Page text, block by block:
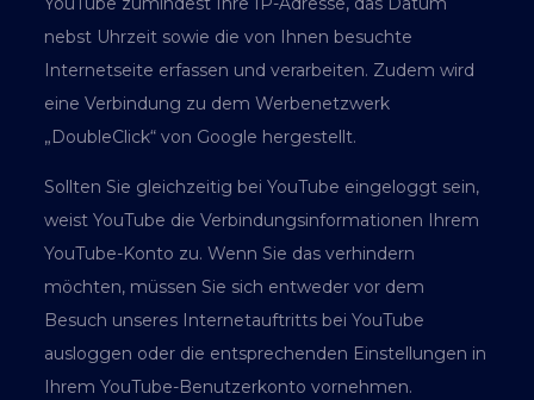
nebst Uhrzeit sowie die von Ihnen besuchte
Internetseite erfassen und verarbeiten. Zudem wird
eine Verbindung zu dem Werbenetzwerk
„DoubleClick“ von Google hergestellt.
Sollten Sie gleichzeitig bei YouTube eingeloggt sein,
weist YouTube die Verbindungsinformationen Ihrem
YouTube-Konto zu. Wenn Sie das verhindern
möchten, müssen Sie sich entweder vor dem
Besuch unseres Internetauftritts bei YouTube
ausloggen oder die entsprechenden Einstellungen in
Ihrem YouTube-Benutzerkonto vornehmen.